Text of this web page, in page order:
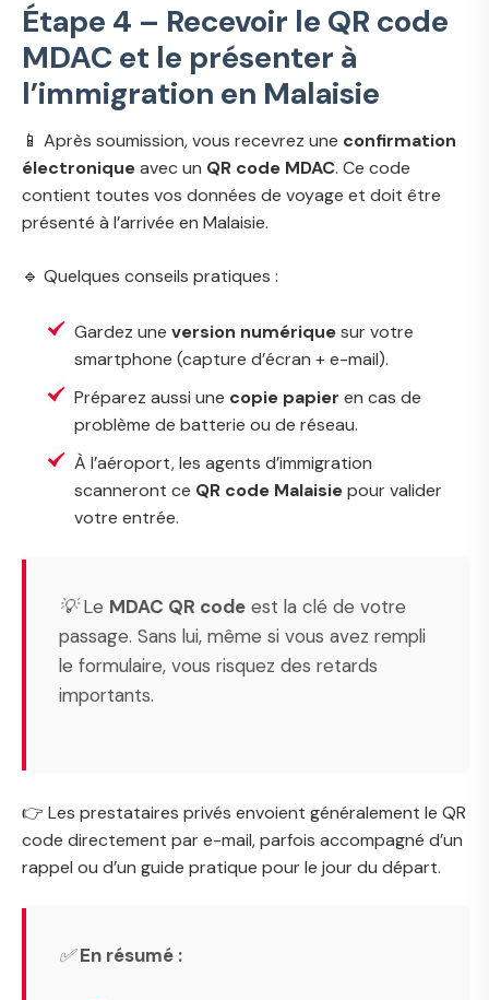
Étape 4 – Recevoir le QR code
MDAC et le présenter à
l’immigration en Malaisie
📱 Après soumission, vous recevrez une confirmation
électroniqueavec un QR code MDAC. Ce code
contient toutes vos données de voyage et doit être
présenté à l’arrivée en Malaisie.
🔹 Quelques conseils pratiques :
Gardez une version numériquesur votre
smartphone (capture d’écran + e-mail).
Préparez aussi une copie papier en cas de
problème de batterie ou de réseau.
À l’aéroport, les agents d’immigration
scanneront ce QR code Malaisiepour valider
votre entrée.
💡 Le MDAC QR code est la clé de votre
passage. Sans lui, même si vous avez rempli
le formulaire, vous risquez des retards
importants.
👉 Les prestataires privés envoient généralement le QR
code directement par e-mail, parfois accompagné d’un
rappel ou d’un guide pratique pour le jour du départ.
✅En résumé :